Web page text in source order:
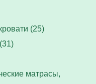
(25)
матрасы,